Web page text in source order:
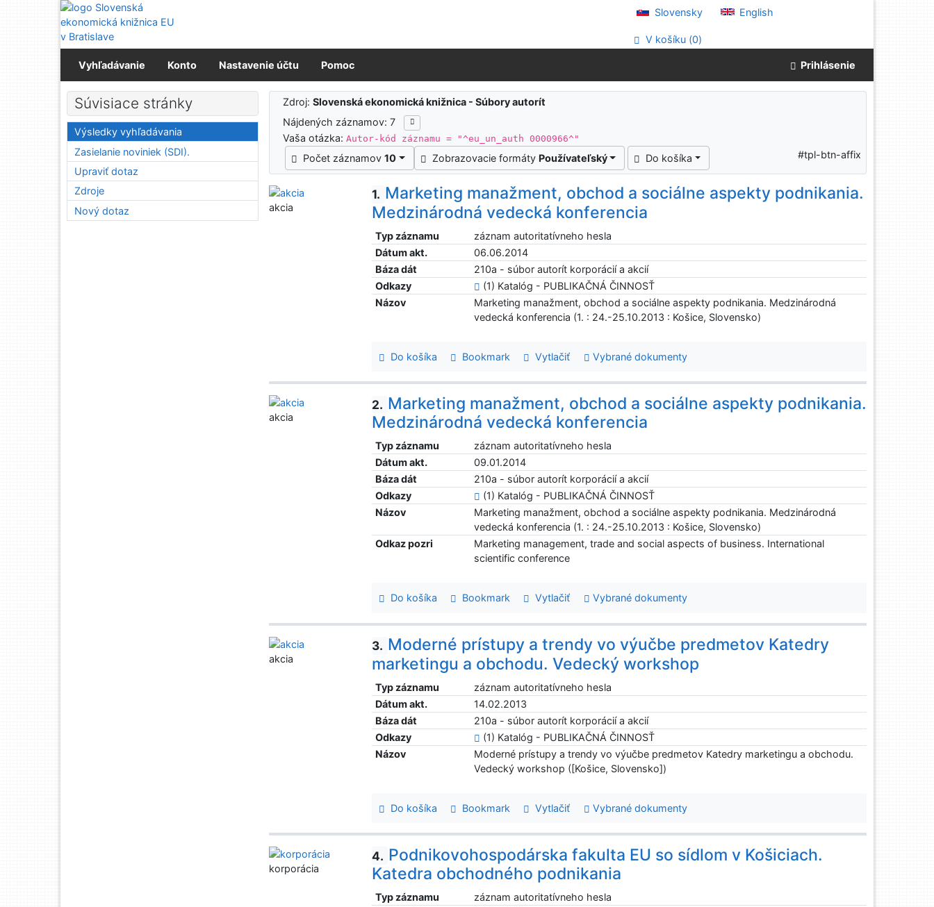
Prejsť na obsah
Prejsť na menu
Prehlásenie o webovej prístupnosti
Slovensky English
V košíku (0)
Vyhľadávanie Konto Nastavenie účtu Pomoc Prihlásenie
Výsledky vyhľadávania
Zdroj:Slovenská ekonomická knižnica - Súbory autorít
Nájdených záznamov: 7
Vaša otázka:Autor-kód záznamu = "^eu_un_auth 0000966^"
Počet záznamov10 Zobrazovacie formáty Používateľský Do košíka #tpl-btn-affix
1. Marketing manažment, obchod a sociálne aspekty podnikania.
Medzinárodná vedecká konferencia
Typ záznamu
záznam autoritatívneho hesla
Dátum akt.
06.06.2014
Báza dát
210a - súbor autorít korporácií a akcií
Odkazy
(1) Katalóg - PUBLIKAČNÁ ČINNOSŤ
Názov
Marketing manažment, obchod a sociálne aspekty podnikania. Medzinárodná
vedecká konferencia (1. : 24.-25.10.2013 : Košice, Slovensko)
Do košíka Bookmark Vytlačiť Vybrané dokumenty
akcia
2. Marketing manažment, obchod a sociálne aspekty podnikania.
Medzinárodná vedecká konferencia
Typ záznamu
záznam autoritatívneho hesla
Dátum akt.
09.01.2014
Báza dát
210a - súbor autorít korporácií a akcií
Odkazy
(1) Katalóg - PUBLIKAČNÁ ČINNOSŤ
Názov
Marketing manažment, obchod a sociálne aspekty podnikania. Medzinárodná
vedecká konferencia (1. : 24.-25.10.2013 : Košice, Slovensko)
Odkaz pozri
Marketing management, trade and social aspects of business. International
scientific conference
Do košíka Bookmark Vytlačiť Vybrané dokumenty
akcia
3. Moderné prístupy a trendy vo výučbe predmetov Katedry
marketingu a obchodu. Vedecký workshop
Typ záznamu
záznam autoritatívneho hesla
Dátum akt.
14.02.2013
Báza dát
210a - súbor autorít korporácií a akcií
Odkazy
(1) Katalóg - PUBLIKAČNÁ ČINNOSŤ
Názov
Moderné prístupy a trendy vo výučbe predmetov Katedry marketingu a obchodu.
Vedecký workshop ([Košice, Slovensko])
Do košíka Bookmark Vytlačiť Vybrané dokumenty
akcia
4. Podnikovohospodárska fakulta EU so sídlom v Košiciach.
Katedra obchodného podnikania
Typ záznamu
záznam autoritatívneho hesla
korporácia
Súvisiace stránky
Výsledky vyhľadávania
Zasielanie noviniek (SDI).
Upraviť dotaz
Zdroje
Nový dotaz